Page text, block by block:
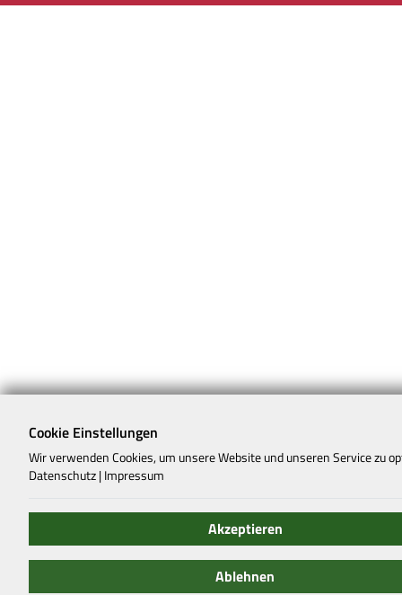
Cookie Einstellungen
Wir verwenden Cookies, um unsere Website und unseren Service zu
Datenschutz | Impressum
Akzeptieren
Ablehnen